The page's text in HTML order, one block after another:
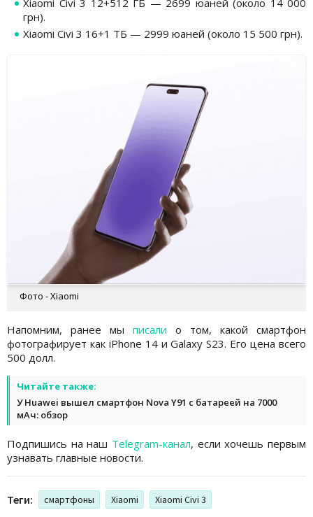
Xiaomi Civi 3 12+512 ГБ — 2699 юаней (около 14 000
грн).
Xiaomi Civi 3 16+1 ТБ — 2999 юаней (около 15 500 грн).
Фото - Xiaomi
Напомним, ранее мы писали о том, какой смартфон
фотографирует как iPhone 14 и Galaxy S23. Его цена всего
500 долл.
Читайте также:
У Huawei вышел смартфон Nova Y91 с батареей на 7000
мАч: обзор
Подпишись на наш Telegram-канал, если хочешь первым
узнавать главные новости.
Теги: смартфоны Xiaomi Xiaomi Civi 3